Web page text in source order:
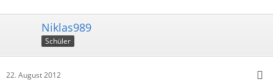
Niklas989
Schüler
22. August 2012